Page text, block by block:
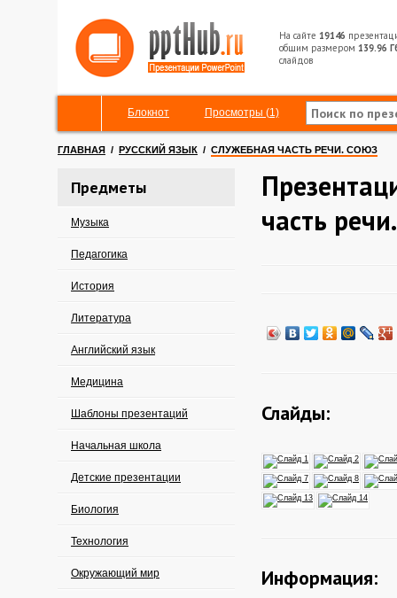
На сайте 19146
общим размером 139.96
слайдов
Блокнот Просмотры (1)
ГЛАВНАЯ / РУССКИЙ ЯЗЫК / СЛУЖЕБНАЯ ЧАСТЬ РЕЧИ. СОЮЗ
Предметы
Музыка
Педагогика
История
Литература
Английский язык
Медицина
Шаблоны презентаций
Начальная школа
Детские презентации
Биология
Технология
Окружающий мир
часть
Слайды:
Информация: